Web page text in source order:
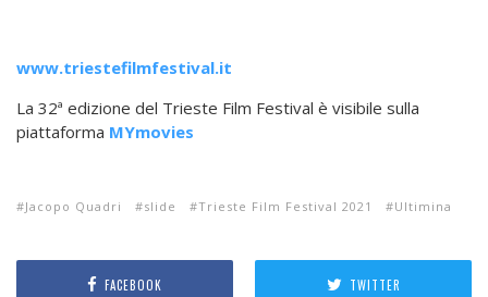
www.triestefilmfestival.it
La 32ª edizione del Trieste Film Festival è visibile sulla
piattaforma MYmovies
Jacopo Quadri slide Trieste Film Festival 2021 Ultimina
FACEBOOK TWITTER